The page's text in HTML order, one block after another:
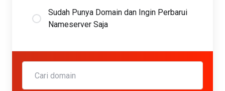
Sudah Punya Domain dan Ingin Perbarui
Nameserver Saja